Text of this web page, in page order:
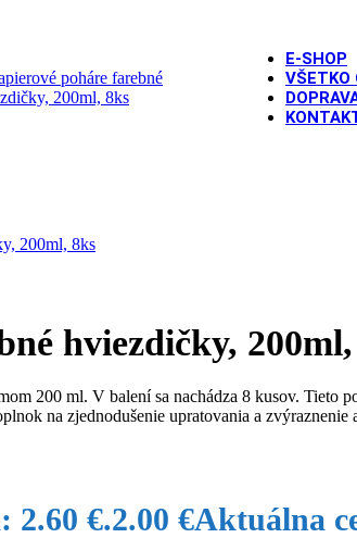
E-SHOP
VŠETKO
hviezdičky,
200 ml. V balení sa nachádza 8 kusov.
na zjednodušenie upratovania a zvýraznenie
2.60 €.2.00 €Aktuálna